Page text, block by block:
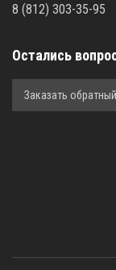
8 (812) 303-35-95
Остались
Заказать